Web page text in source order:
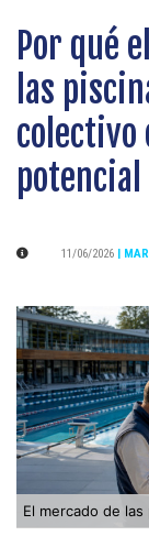
Por qué
las
colectivo
11/06/2026 |